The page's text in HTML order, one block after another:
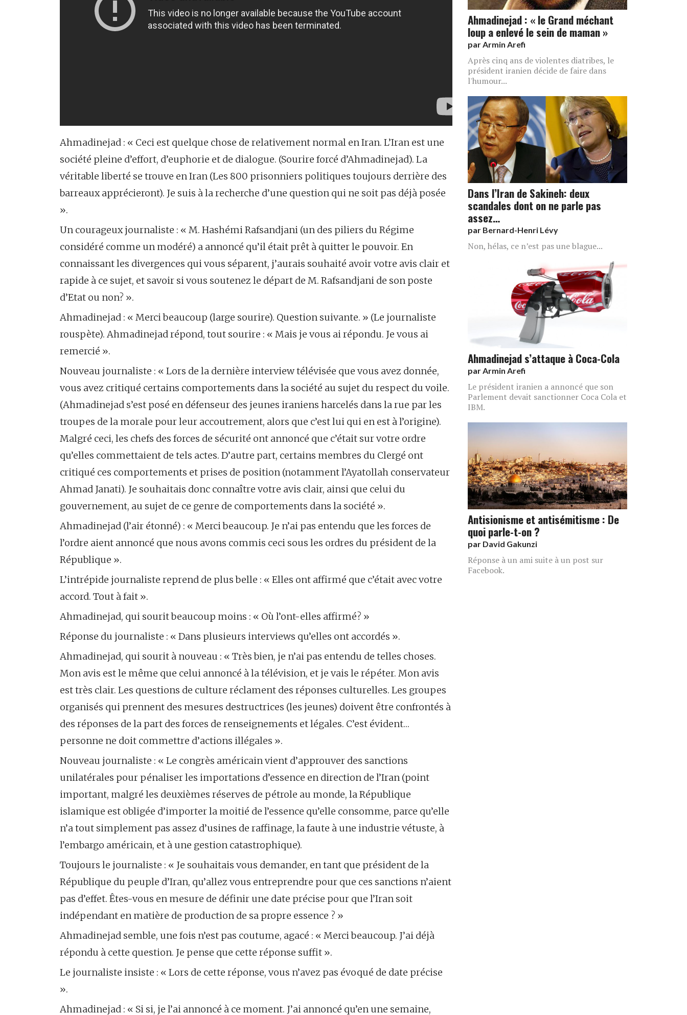
Ahmadinejad : « Ceci est quelque chose de relativement normal en Iran. L’Iran est une
société pleine d’effort, d’euphorie et de dialogue. (Sourire forcé d’Ahmadinejad). La
véritable liberté se trouve en Iran (Les 800 prisonniers politiques toujours derrière des
barreaux apprécieront). Je suis à la recherche d’une question qui ne soit pas déjà posée
».
Un courageux journaliste : « M. Hashémi Rafsandjani (un des piliers du Régime
considéré comme un modéré) a annoncé qu’il était prêt à quitter le pouvoir. En
connaissant les divergences qui vous séparent, j’aurais souhaité avoir votre avis clair et
rapide à ce sujet, et savoir si vous soutenez le départ de M. Rafsandjani de son poste
d’Etat ou non? ».
Ahmadinejad : « Merci beaucoup (large sourire). Question suivante. » (Le journaliste
rouspète). Ahmadinejad répond, tout sourire : « Mais je vous ai répondu. Je vous ai
remercié ».
Nouveau journaliste : « Lors de la dernière interview télévisée que vous avez donnée,
vous avez critiqué certains comportements dans la société au sujet du respect du voile.
(Ahmadinejad s’est posé en défenseur des jeunes iraniens harcelés dans la rue par les
troupes de la morale pour leur accoutrement, alors que c’est lui qui en est à l’origine).
Malgré ceci, les chefs des forces de sécurité ont annoncé que c’était sur votre ordre
qu’elles commettaient de tels actes. D’autre part, certains membres du Clergé ont
critiqué ces comportements et prises de position (notamment l’Ayatollah conservateur
Ahmad Janati). Je souhaitais donc connaître votre avis clair, ainsi que celui du
gouvernement, au sujet de ce genre de comportements dans la société ».
Ahmadinejad (l’air étonné) : « Merci beaucoup. Je n’ai pas entendu que les forces de
l’ordre aient annoncé que nous avons commis ceci sous les ordres du président de la
République ».
L’intrépide journaliste reprend de plus belle : « Elles ont affirmé que c’était avec votre
accord. Tout à fait ».
Ahmadinejad, qui sourit beaucoup moins : « Où l’ont-elles affirmé? »
Réponse du journaliste : « Dans plusieurs interviews qu’elles ont accordés ».
Ahmadinejad, qui sourit à nouveau : « Très bien, je n’ai pas entendu de telles choses.
Mon avis est le même que celui annoncé à la télévision, et je vais le répéter. Mon avis
est très clair. Les questions de culture réclament des réponses culturelles. Les groupes
organisés qui prennent des mesures destructrices (les jeunes) doivent être confrontés à
des réponses de la part des forces de renseignements et légales. C’est évident…
personne ne doit commettre d’actions illégales ».
Nouveau journaliste : « Le congrès américain vient d’approuver des sanctions
unilatérales pour pénaliser les importations d’essence en direction de l’Iran (point
important, malgré les deuxièmes réserves de pétrole au monde, la République
islamique est obligée d’importer la moitié de l’essence qu’elle consomme, parce qu’elle
n’a tout simplement pas assez d’usines de raffinage, la faute à une industrie vétuste, à
l’embargo américain, et à une gestion catastrophique).
Toujours le journaliste : « Je souhaitais vous demander, en tant que président de la
République du peuple d’Iran, qu’allez vous entreprendre pour que ces sanctions n’aient
pas d’effet. Êtes-vous en mesure de définir une date précise pour que l’Iran soit
indépendant en matière de production de sa propre essence ? »
Ahmadinejad semble, une fois n’est pas coutume, agacé : « Merci beaucoup. J’ai déjà
répondu à cette question. Je pense que cette réponse suffit ».
Le journaliste insiste : « Lors de cette réponse, vous n’avez pas évoqué de date précise
».
Ahmadinejad : « Si si, je l’ai annoncé à ce moment. J’ai annoncé qu’en une semaine,
Ahmadinejad : « le Grand méchant
loup a enlevé le sein de maman »
par Armin Arefi
Après cinq ans de violentes diatribes, le
président iranien décide de faire dans
l'humour...
Dans l’Iran de Sakineh: deux
scandales dont on ne parle pas
assez…
par Bernard-Henri Lévy
Non, hélas, ce n’est pas une blague...
Ahmadinejad s’attaque à Coca-Cola
par Armin Arefi
Le président iranien a annoncé que son
Parlement devait sanctionner Coca Cola et
IBM.
Antisionisme et antisémitisme : De
quoi parle-t-on ?
par David Gakunzi
Réponse à un ami suite à un post sur
Facebook.